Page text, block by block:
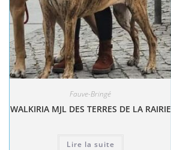
Fauve-Bringé
WALKIRIA MJL DES TERRES DE LA RAIRIE
Lire la suite